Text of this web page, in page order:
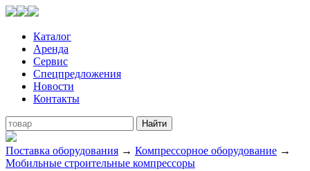
Каталог
Аренда
Сервис
Спецпредложения
Новости
Контакты
Поставка оборудования → Компрессорное оборудование →
Мобильные строительные компрессоры